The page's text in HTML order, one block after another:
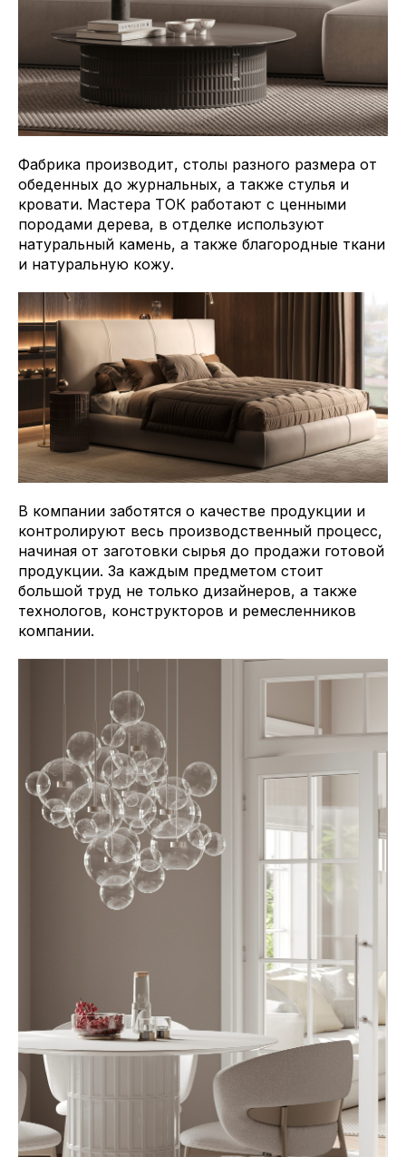
Фабрика производит, столы разного размера от
обеденных до журнальных, а также стулья и
кровати. Мастера ТОК работают с ценными
породами дерева, в отделке используют
натуральный камень, а также благородные ткани
и натуральную кожу.
В компании заботятся о качестве продукции и
контролируют весь производственный процесс,
начиная от заготовки сырья до продажи готовой
продукции. За каждым предметом стоит
большой труд не только дизайнеров, а также
технологов, конструкторов и ремесленников
компании.